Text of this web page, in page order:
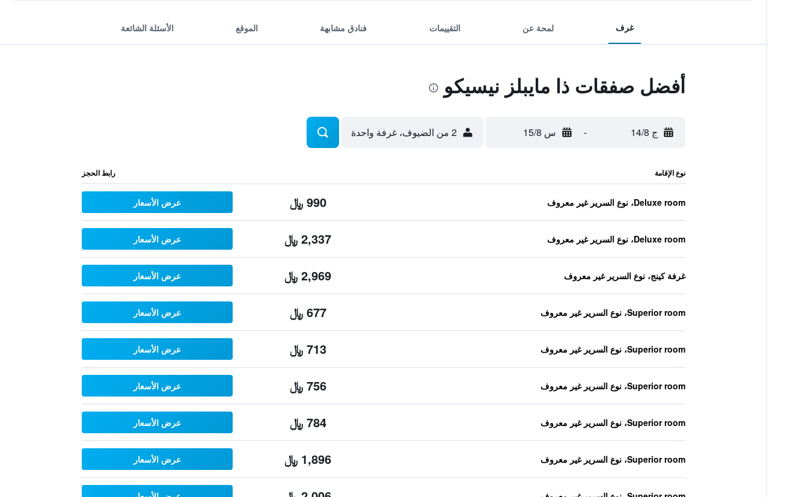
غرف لمحة عن التقييمات فنادق مشابهة الموقع الأسئلة الشائعة
أفضل صفقات ذا مايبلز نيسيكو
ج 14/8 - س 15/8 2 من الضيوف، غرفة واحدة
نوع الإقامة رابط الحجز
Deluxe room، نوع السرير غير معروف 990 ﷼ عرض الأسعار
Deluxe room، نوع السرير غير معروف 2,337 ﷼ عرض الأسعار
غرفة كينج، نوع السرير غير معروف 2,969 ﷼ عرض الأسعار
Superior room، نوع السرير غير معروف 677 ﷼ عرض الأسعار
Superior room، نوع السرير غير معروف 713 ﷼ عرض الأسعار
Superior room، نوع السرير غير معروف 756 ﷼ عرض الأسعار
Superior room، نوع السرير غير معروف 784 ﷼ عرض الأسعار
Superior room، نوع السرير غير معروف 1,896 ﷼ عرض الأسعار